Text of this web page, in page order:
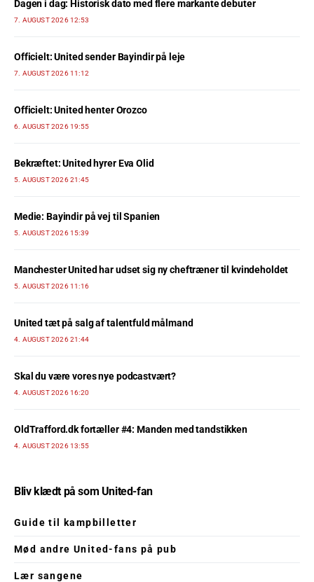
Dagen i dag: Historisk dato med flere markante debuter
7. AUGUST 2026 12:53
Officielt: United sender Bayindir på leje
7. AUGUST 2026 11:12
Officielt: United henter Orozco
6. AUGUST 2026 19:55
Bekræftet: United hyrer Eva Olid
5. AUGUST 2026 21:45
Medie: Bayindir på vej til Spanien
5. AUGUST 2026 15:39
Manchester United har udset sig ny cheftræner til kvindeholdet
5. AUGUST 2026 11:16
United tæt på salg af talentfuld målmand
4. AUGUST 2026 21:44
Skal du være vores nye podcastvært?
4. AUGUST 2026 16:20
OldTrafford.dk fortæller #4: Manden med tandstikken
4. AUGUST 2026 13:55
Bliv klædt på som United-fan
Guide til kampbilletter
Mød andre United-fans på pub
Lær sangene